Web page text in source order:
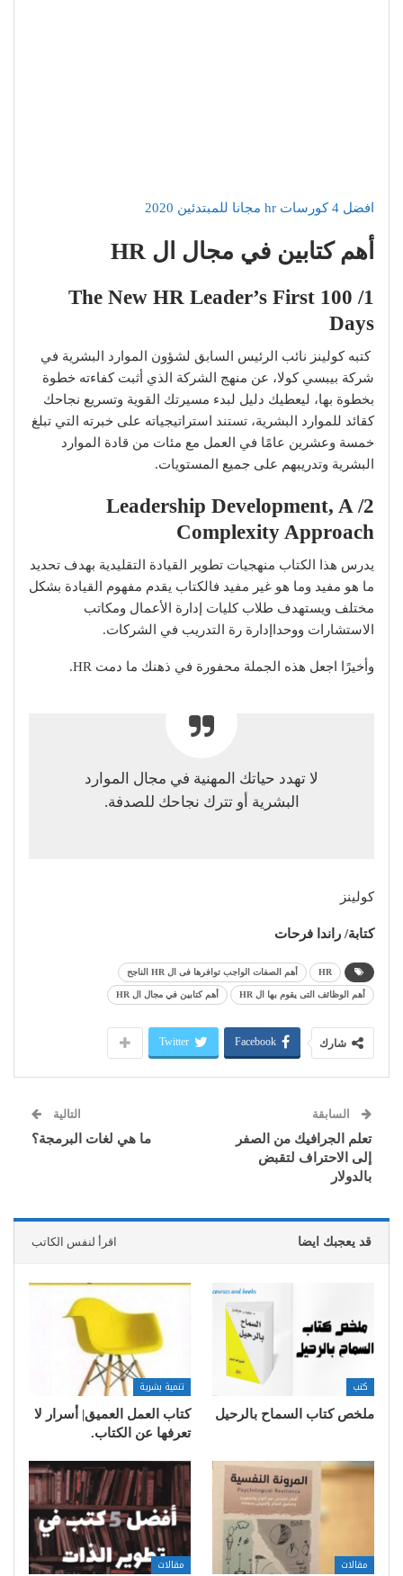
افضل 4 كورسات hr مجانا للمبتدئين 2020
أهم كتابين في مجال ال HR
1/ The New HR Leader’s First 100
Days
كتبه كولينز نائب الرئيس السابق لشؤون الموارد البشرية في
شركة بيبسي كولا، عن منهج الشركة الذي أثبت كفاءته خطوة
بخطوة بها، ليعطيك دليل لبدء مسيرتك القوية وتسريع نجاحك
كقائد للموارد البشرية، تستند استراتيجياته على خبرته التي تبلغ
خمسة وعشرين عامًا في العمل مع مئات من قادة الموارد
البشرية وتدريبهم على جميع المستويات.
2/ Leadership Development, A
Complexity Approach
يدرس هذا الكتاب منهجيات تطوير القيادة التقليدية بهدف تحديد
ما هو مفيد وما هو غير مفيد فالكتاب يقدم مفهوم القيادة بشكل
مختلف ويستهدف طلاب كليات إدارة الأعمال ومكاتب
الاستشارات ووحداإدارة رة التدريب في الشركات.
وأخيرًا اجعل هذه الجملة محفورة في ذهنك ما دمت HR.
لا تهدد حياتك المهنية في مجال الموارد
البشرية أو تترك نجاحك للصدفة.
كولينز
كتابة/ راندا فرحات
HR أهم الصفات الواجب توافرها فى ال HR الناجح
أهم الوظائف التى يقوم بها ال HR أهم كتابين في مجال ال HR
شارك Facebook
Twitter
السابقة
تعلم الجرافيك من الصفر
إلى الاحتراف لتقبض
بالدولار
التالية
ما هي لغات البرمجة؟
قد يعجبك ايضا اقرأ لنفس الكاتب
كتب
ملخص كتاب السماح بالرحيل
تنمية بشرية
كتاب العمل العميق| أسرار لا
تعرفها عن الكتاب.
مقالات مقالات